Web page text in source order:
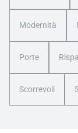
Modernità
Porte
Scorrevoli